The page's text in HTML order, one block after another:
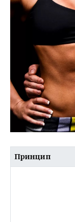
Принцип